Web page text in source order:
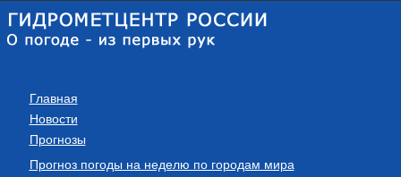
Главная
Новости
Прогнозы
Прогноз погоды на неделю по городам мира